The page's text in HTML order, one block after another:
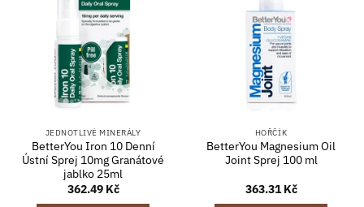
JEDNOTLIVÉ MINERÁLY
BetterYou Iron 10 Denní
Ústní Sprej 10mg Granátové
jablko 25ml
362.49 Kč
HOŘČÍK
BetterYou Magnesium Oil
Joint Sprej 100 ml
363.31Kč